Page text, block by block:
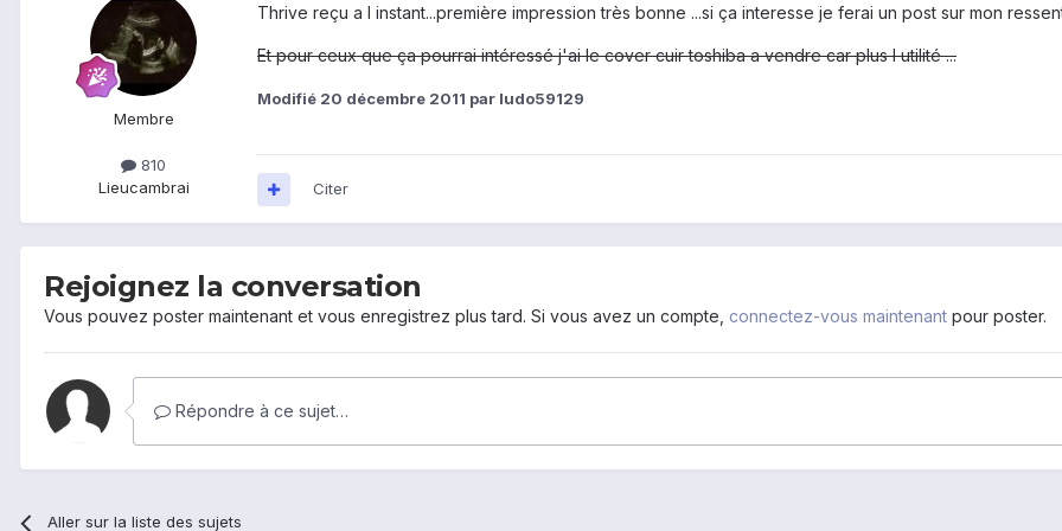
Membre
810
Lieucambrai
Thrive reçu a l instant...première impression très bonne ...si ça interesse je ferai un post sur mon
Et pour ceux que ça pourrai intéressé j'ai le cover cuir toshiba a vendre car plus l utilité ...
Modifié 20 décembre 2011 par ludo59129
Citer
Rejoignez la conversation
Vous pouvez poster maintenant et vous enregistrez plus tard. Si vous avez un compte, connectez-vous maintenant pour poster.
Répondre à ce sujet…
Aller sur la liste des sujets